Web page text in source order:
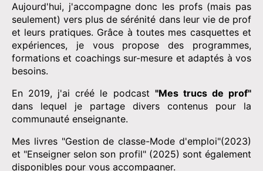
Aujourd'hui, j'accompagne donc les profs (mais pas
seulement) vers plus de sérénité dans leur vie de prof
et leurs pratiques. Grâce à toutes mes casquettes et
expériences, je vous propose des programmes,
formations et coachings sur-mesure et adaptés à vos
besoins.
En 2019, j'ai créé le podcast "Mes trucs de prof"
dans lequel je partage divers contenus pour la
communauté enseignante.
Mes livres "Gestion de classe-Mode d'emploi"(2023)
et "Enseigner selon son profil" (2025) sont également
disponibles pour vous accompagner.